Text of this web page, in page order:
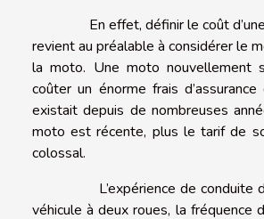
En effet, définir le coût d’une
revient au préalable à considérer le
la moto. Une moto nouvellement
coûter un énorme frais d’assurance
existait depuis de nombreuses
moto est récente, plus le tarif de
colossal.
L’expérience de conduite du
véhicule à deux roues, la fréquence